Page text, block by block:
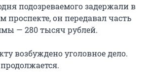
подозреваемого задержали в
проспекте, он передавал часть
— 280 тысяч рублей.
возбуждено уголовное дело.